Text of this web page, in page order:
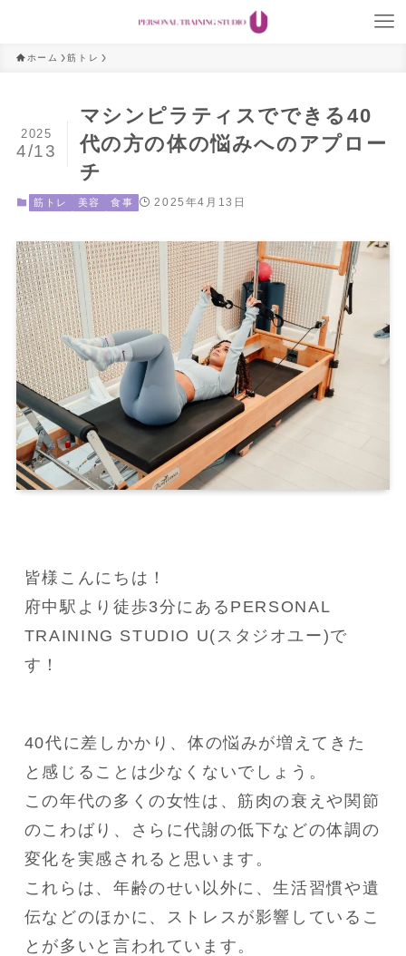
ホーム 筋トレ
マシンピラティスでできる40
代の方の体の悩みへのアプロー
チ
2025
4/13
筋トレ 美容 食事 2025年4月13日
皆様こんにちは！
府中駅より徒歩3分にあるPERSONAL
TRAINING STUDIO U(スタジオユー)で
す！
40代に差しかかり、体の悩みが増えてきた
と感じることは少なくないでしょう。
この年代の多くの女性は、筋肉の衰えや関節
のこわばり、さらに代謝の低下などの体調の
変化を実感されると思います。
これらは、年齢のせい以外に、生活習慣や遺
伝などのほかに、ストレスが影響しているこ
とが多いと言われています。